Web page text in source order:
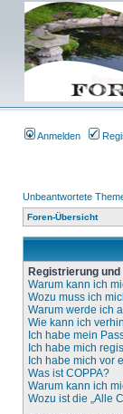
Anmelden
Unbeantwortete
Foren-Übersicht
Registrierung
Warum kann ich
Wozu muss ich
Warum werde ich
Wie kann ich
Ich habe mein
Ich habe mich
Ich habe mich vor
Was ist COPPA?
Warum kann ich
Wozu ist die „Alle